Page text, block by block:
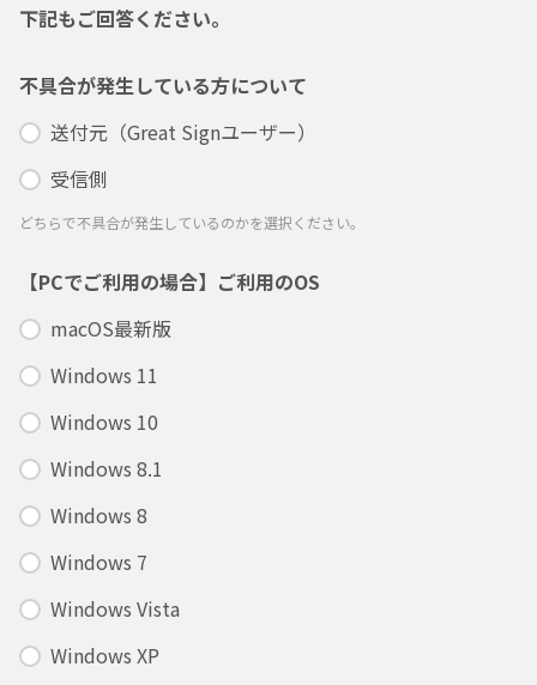
下記もご回答ください。
不具合が発生している方について
送付元（Great Signユーザー）
受信側
どちらで不具合が発生しているのかを選択ください。
【PCでご利用の場合】ご利用のOS
macOS最新版
Windows 11
Windows 10
Windows 8.1
Windows 8
Windows 7
Windows Vista
Windows XP